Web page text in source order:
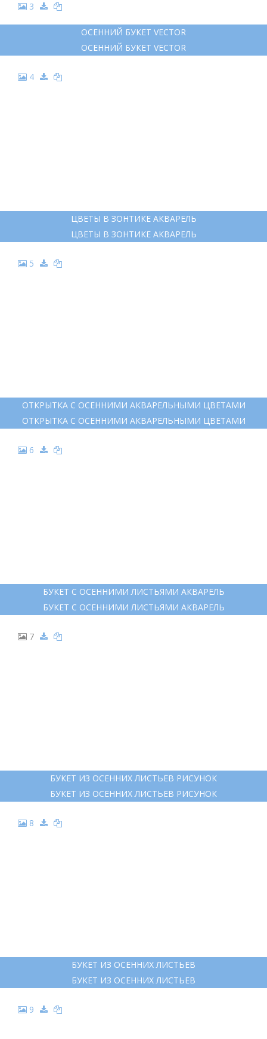
3
ОСЕННИЙ БУКЕТ VECTOR
ОСЕННИЙ БУКЕТ VECTOR
4
ЦВЕТЫ В ЗОНТИКЕ АКВАРЕЛЬ
ЦВЕТЫ В ЗОНТИКЕ АКВАРЕЛЬ
5
ОТКРЫТКА С ОСЕННИМИ АКВАРЕЛЬНЫМИ ЦВЕТАМИ
ОТКРЫТКА С ОСЕННИМИ АКВАРЕЛЬНЫМИ ЦВЕТАМИ
6
БУКЕТ С ОСЕННИМИ ЛИСТЬЯМИ АКВАРЕЛЬ
БУКЕТ С ОСЕННИМИ ЛИСТЬЯМИ АКВАРЕЛЬ
7
БУКЕТ ИЗ ОСЕННИХ ЛИСТЬЕВ РИСУНОК
БУКЕТ ИЗ ОСЕННИХ ЛИСТЬЕВ РИСУНОК
8
БУКЕТ ИЗ ОСЕННИХ ЛИСТЬЕВ
БУКЕТ ИЗ ОСЕННИХ ЛИСТЬЕВ
9